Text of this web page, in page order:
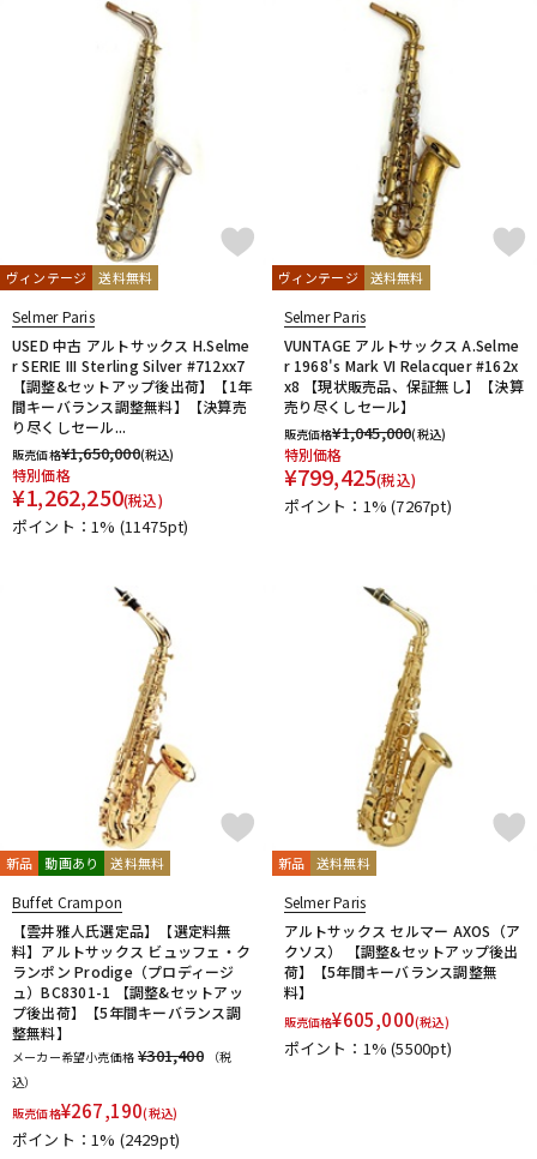
ヴィンテージ 送料無料
Selmer Paris
USED 中古 アルトサックス H.Selme
r SERIE III Sterling Silver #712xx7
【調整&セットアップ後出荷】【1年
間キーバランス調整無料】【決算売
り尽くしセール...
販売価格¥1,650,000(税込)
特別価格
¥1,262,250(税込)
ポイント：1% (11475pt)
ヴィンテージ 送料無料
Selmer Paris
VUNTAGE アルトサックス A.Selme
r 1968's Mark VI Relacquer #162x
x8 【現状販売品、保証無し】【決算
売り尽くしセール】
販売価格¥1,045,000(税込)
特別価格
¥799,425(税込)
ポイント：1%(7267pt)
新品 動画あり 送料無料
Buffet Crampon
【雲井雅人氏選定品】【選定料無
料】アルトサックス ビュッフェ・ク
ランポン Prodige（プロディージ
ュ）BC8301-1 【調整&セットアッ
プ後出荷】【5年間キーバランス調
整無料】
メーカー希望小売価格 ¥301,400
（税
込）
販売価格¥267,190(税込)
ポイント：1% (2429pt)
新品 送料無料
Selmer Paris
アルトサックス セルマー AXOS（ア
クソス） 【調整&セットアップ後出
荷】【5年間キーバランス調整無
料】
販売価格¥605,000(税込)
ポイント：1%(5500pt)